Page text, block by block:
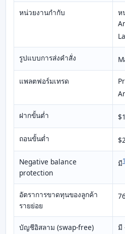
หน่วยงานกำกับ
ห
รูปแบบการส่งคำสั่ง
แพลตฟอร์มเทรด
ฝากขั้นต่ำ
ถอนขั้นต่ำ
Negative balance
protection
มี1
อัตราการขาดทุนของลูกค้า
รายย่อย
บัญชีอิสลาม (swap-free)
มี